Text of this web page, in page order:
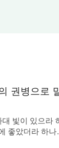
권병으로
대 빛이 있으라
좋았더라 하나